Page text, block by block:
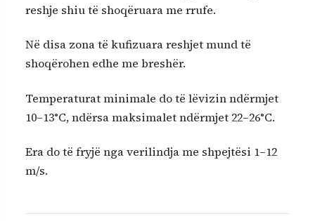
reshje shiu të shoqëruara me rrufe.
Në disa zona të kufizuara reshjet mund të
shoqërohen edhe me breshër.
Temperaturat minimale do të lëvizin ndërmjet
10–13°C, ndërsa maksimalet ndërmjet 22–26°C.
Era do të fryjë nga verilindja me shpejtësi 1–12
m/s.